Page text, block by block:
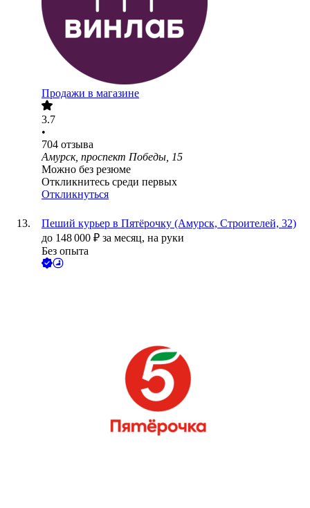
Продажи в магазине
3.7
•
704 отзыва
Амурск, проспект Победы, 15
Можно без резюме
Откликнитесь среди первых
Откликнуться
Пеший курьер в Пятёрочку (Амурск, Строителей, 32)
до 148 000 ₽ за месяц, на руки
Без опыта